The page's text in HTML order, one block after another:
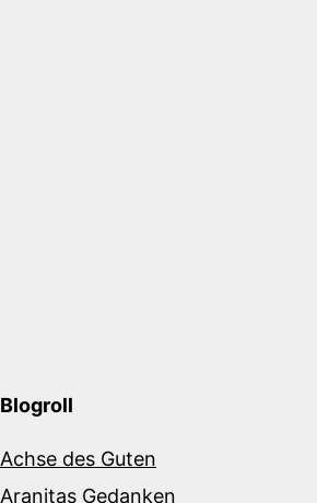
Blogroll
Achse des Guten
Aranitas Gedanken